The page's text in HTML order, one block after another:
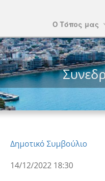
Ο Τόπος μας
Δημοτικό Συμβούλιο
14/12/2022 18:30